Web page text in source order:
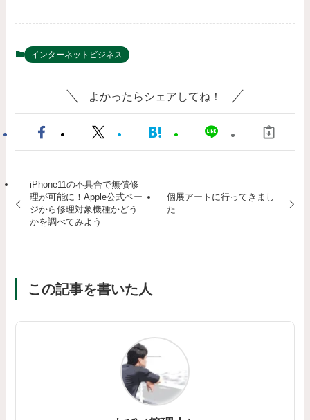
インターネットビジネス
よかったらシェアしてね！
iPhone11の不具合で無償修
理が可能に！Apple公式ペー
ジから修理対象機種かどう
かを調べてみよう
個展アートに行ってきまし
た
この記事を書いた人